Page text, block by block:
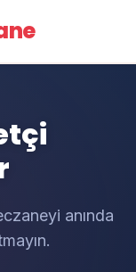
anında